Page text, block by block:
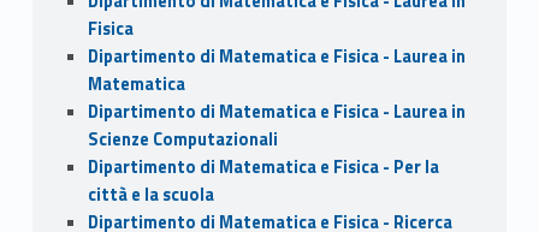
Fisica
Dipartimento di Matematica e Fisica - Laurea in
Matematica
Dipartimento di Matematica e Fisica - Laurea in
Scienze Computazionali
Dipartimento di Matematica e Fisica - Per la
città e la scuola
Dipartimento di Matematica e Fisica - Ricerca